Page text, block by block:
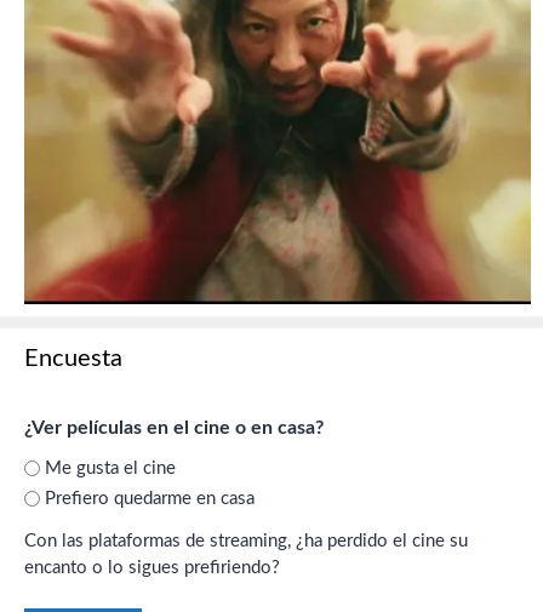
Encuesta
¿Ver películas en el cine o en casa?
Me gusta el cine
Prefiero quedarme en casa
Con las plataformas de streaming, ¿ha perdido el cine su
encanto o lo sigues prefiriendo?